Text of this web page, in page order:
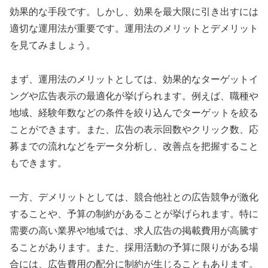
効果的な手段です。しかし、効果を最大限に引き出すには
適切な運用法が重要です。運用法のメリットとデメリット
を見てみましょう。
まず、運用法のメリットとしては、効果的なターゲットイ
ングや広告表示の最適化が挙げられます。例えば、職種や
地域、経験年数などの条件を絞り込んでターゲットを絞る
ことができます。また、広告の表示回数やクリック数、応
募までの流れなどをデータ分析し、改善点を把握すること
もできます。
一方、デメリットとしては、競合他社との広告競争が激化
することや、予算の制約があることが挙げられます。特に
需要の高い業界や地域では、求人広告の掲載費用が高騰す
ることがあります。また、採用活動の予算に限りがある場
合には、広告費用の配分に制約が生じることもあります。